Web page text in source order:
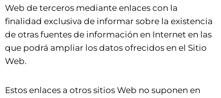
Web de terceros mediante enlaces con la
finalidad exclusiva de informar sobre la existencia
de otras fuentes de información en Internet en las
que podrá ampliar los datos ofrecidos en el Sitio
Web.
Estos enlaces a otros sitios Web no suponen en